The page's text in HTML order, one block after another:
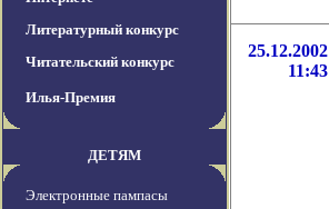
Литературный конкурс
Читательский конкурс
Илья-Премия
ДЕТЯМ
Электронные пампасы
25.12.2002
11:43